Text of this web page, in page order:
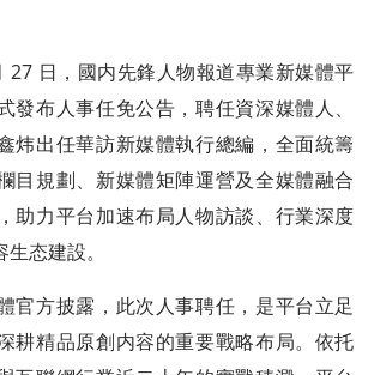
日，國内先鋒人物報道專業新媒體平
發布人事任免公告，聘任資深媒體人、
炜出任華訪新媒體執行總編，全面統籌
目規劃、新媒體矩陣運營及全媒體融合
助力平台加速布局人物訪談、行業深度
态建設。
方披露，此次人事聘任，是平台立足
耕精品原創内容的重要戰略布局。依托